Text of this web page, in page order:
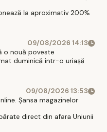
la aproximativ 200%
09/08/2026 14:13
o nouă poveste
duminică intr-o uriaşă
09/08/2026 13:53
Șansa magazinelor
direct din afara Uniunii